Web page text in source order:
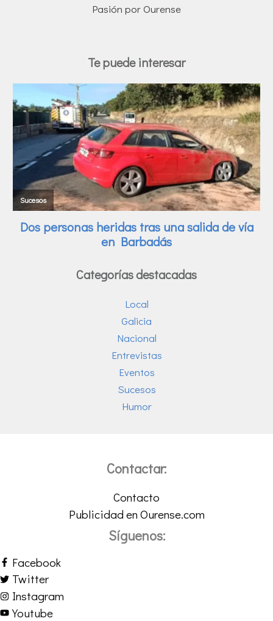
Pasión por Ourense
Te puede interesar
Categorías destacadas
Local
Galicia
Nacional
Entrevistas
Eventos
Sucesos
Humor
Contactar:
Contacto
Publicidad en Ourense.com
Síguenos:
Facebook
Twitter
Instagram
Youtube